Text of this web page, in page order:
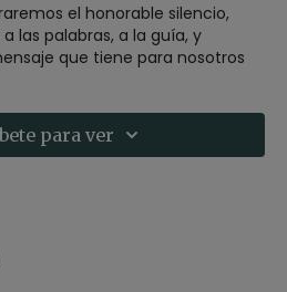
el honorable silencio,
las palabras, a la guía, y
que tiene para nosotros
realizar esta meditación,
o un bloque, en una silla o
para ver